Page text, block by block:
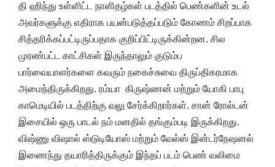
தி ஹிந்து உள்ளிட்ட நாளிதழ்கள் படத்தில் பெண்களின் உடல்
அவர்களுக்கு எதிராக பயன்படுத்தப்படும் கோணம் சிறப்பாக
சித்தரிக்கப்பட்டிருப்பதாக குறிப்பிட்டிருக்கின்றன. சில
முரண்பட்ட காட்சிகள் இருந்தாலும் குடும்ப
பார்வையாளர்களை கவரும் நகைச்சுவை திருப்திகரமாக
அமைந்திருக்கிறது. ரம்யா கிருஷ்ணன் மற்றும் யோகி பாபு
காமெடியில் படத்திற்கு வலு சேர்க்கிறார்கள். சான் ரோல்டன்
இசையில் ஒரு பாடல் நம் மனதில் தங்கும்படி இருக்கிறது.
விஷ்ணு விஷால் ஸ்டுடியோஸ் மற்றும் வேல்ஸ் இன்டர்நேஷனல்
இணைந்து தயாரித்திருக்கும் இந்தப் படம் பெண் வலிமை